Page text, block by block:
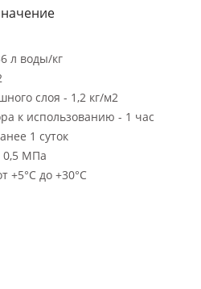
л воды/кг
слоя - 1,2 кг/м2
к использованию - 1 час
1 суток
0,5 МПа
+5°С до +30°С